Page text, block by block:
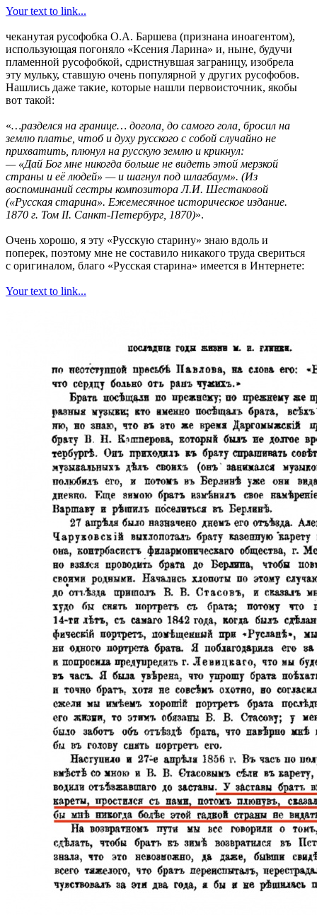
Your text to link...
чеканутая русофобка О.А. Баршева (признана иноагентом),
использующая погоняло «Ксения Ларина» и, ныне, будучи
пламенной русофобкой, сдристнувшая заграницу, изобрела
эту мульку, ставшую очень популярной у других русофобов.
Нашлись даже такие, которые нашли первоисточник, якобы
вот такой:
«…разделся на границе… догола, до самого гола, бросил на
землю платье, чтоб и духу русского с собой случайно не
прихватить, плюнул на русскую землю и крикнул:
— «Дай Бог мне никогда больше не видеть этой мерзкой
страны и её людей» — и шагнул под шлагбаум». (Из
воспоминаний сестры композитора Л.И. Шестаковой
(«Русская старина». Ежемесячное историческое издание.
1870 г. Том II. Санкт-Петербург, 1870)».
Очень хорошо, я эту «Русскую старину» знаю вдоль и
поперек, поэтому мне не составило никакого труда свериться
с оригиналом, благо «Русская старина» имеется в Интернете:
Your text to link...